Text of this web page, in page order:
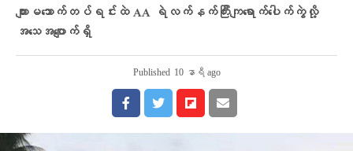
ကျားမသောက်တပ်ရင်းထဲ AA ရဲလက်နက်ကြီးကျရောက်ပေါက်ကွဲလို့
အသေအပျောက်ရှိ
Published 10 နာရီ ago